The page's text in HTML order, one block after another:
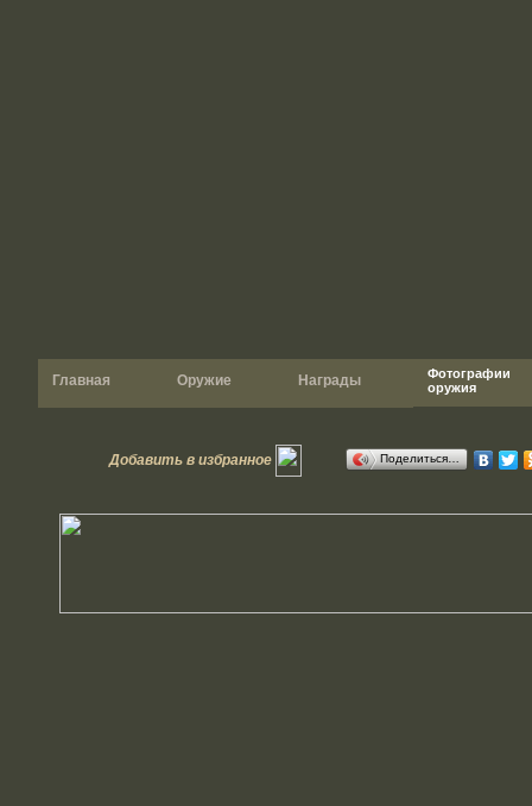
Главная Оружие Награды
Фотографии
оружия
Добавить в избранное Поделиться…